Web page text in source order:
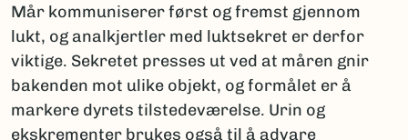
Mår kommuniserer først og fremst gjennom
lukt, og analkjertler med luktsekret er derfor
viktige. Sekretet presses ut ved at måren gnir
bakenden mot ulike objekt, og formålet er å
markere dyrets tilstedeværelse. Urin og
ekskrementer brukes også til å advare